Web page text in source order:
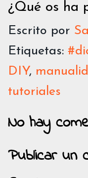
¿Qué os ha
Escrito por
Etiquetas:
DIY,
tutoriales
No hay
Publicar un